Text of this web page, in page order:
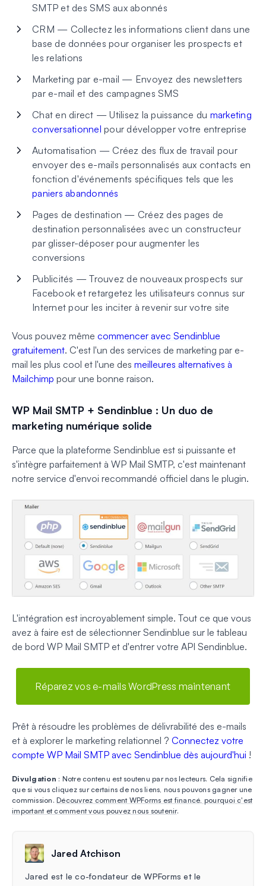
SMTP et des SMS aux abonnés
CRM — Collectez les informations client dans une
base de données pour organiser les prospects et
les relations
Marketing par e-mail — Envoyez des newsletters
par e-mail et des campagnes SMS
Chat en direct — Utilisez la puissance du marketing
conversationnel pour développer votre entreprise
Automatisation — Créez des flux de travail pour
envoyer des e-mails personnalisés aux contacts en
fonction d'événements spécifiques tels que les
paniers abandonnés
Pages de destination — Créez des pages de
destination personnalisées avec un constructeur
par glisser-déposer pour augmenter les
conversions
Publicités — Trouvez de nouveaux prospects sur
Facebook et retargetez les utilisateurs connus sur
Internet pour les inciter à revenir sur votre site
Vous pouvez même commencer avec Sendinblue
gratuitement. C'est l'un des services de marketing par e-
mail les plus cool et l'une des meilleures alternatives à
Mailchimp pour une bonne raison.
WP Mail SMTP + Sendinblue : Un duo de
marketing numérique solide
Parce que la plateforme Sendinblue est si puissante et
s'intègre parfaitement à WP Mail SMTP, c'est maintenant
notre service d'envoi recommandé officiel dans le plugin.
L'intégration est incroyablement simple. Tout ce que vous
avez à faire est de sélectionner Sendinblue sur le tableau
de bord WP Mail SMTP et d'entrer votre API Sendinblue.
Réparez vos e-mails WordPress maintenant
Prêt à résoudre les problèmes de délivrabilité des e-mails
et à explorer le marketing relationnel ? Connectez votre
compte WP Mail SMTP avec Sendinblue dès aujourd'hui !
Divulgation : Notre contenu est soutenu par nos lecteurs. Cela signifie
que si vous cliquez sur certains de nos liens, nous pouvons gagner une
commission. Découvrez comment WPForms est financé, pourquoi c'est
important et comment vous pouvez nous soutenir.
Jared Atchison
Jared est le co-fondateur de WPForms et le